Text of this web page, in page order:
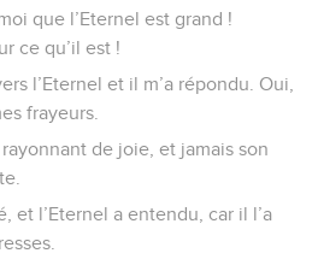
que l’Eternel est grand !
ce qu’il est !
l’Eternel et il m’a répondu. Oui,
frayeurs.
de joie, et jamais son
et l’Eternel a entendu, car il l’a